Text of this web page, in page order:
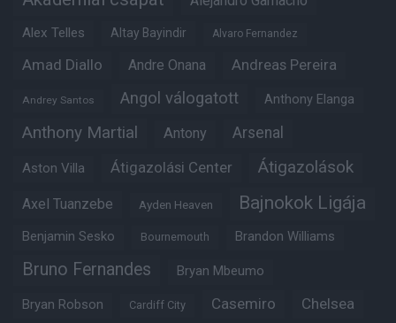
Alex Telles Altay Bayindir Alvaro Fernandez
Amad Diallo Andre Onana Andreas Pereira
Andrey Santos Angol válogatott Anthony Elanga
Anthony Martial Antony Arsenal
Aston Villa Átigazolási Center Átigazolások
Axel Tuanzebe Ayden Heaven Bajnokok Ligája
Benjamin Sesko Bournemouth Brandon Williams
Bruno Fernandes Bryan Mbeumo
Bryan Robson Cardiff City Casemiro Chelsea